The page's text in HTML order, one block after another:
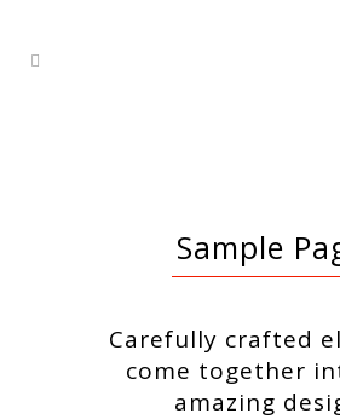
Sample
Carefully crafted
come together
amazing